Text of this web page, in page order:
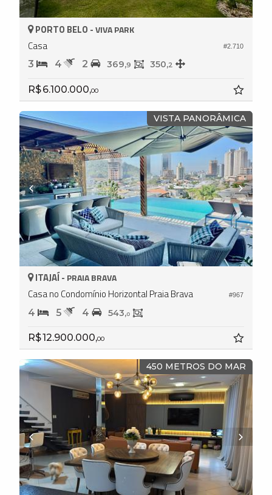
#2.710
PORTO BELO -VIVA PARK
Casa
3 4 2 369,9 350,2
R$ 6.100.000,00
VISTA PANORÂMICA
#967
ITAJAÍ - PRAIA BRAVA
Casa no Condomínio Horizontal Praia Brava
4 5 4 543,0
R$ 12.900.000,00
450 METROS DO MAR